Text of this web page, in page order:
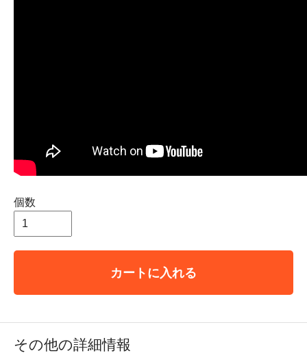
個数
カートに入れる
その他の詳細情報